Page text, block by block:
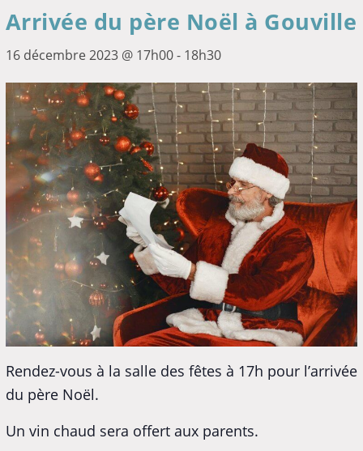
Arrivée du père Noël à Gouville
16 décembre 2023 @ 17h00- 18h30
Rendez-vous à la salle des fêtes à 17h pour l’arrivée
du père Noël.
Un vin chaud sera offert aux parents.